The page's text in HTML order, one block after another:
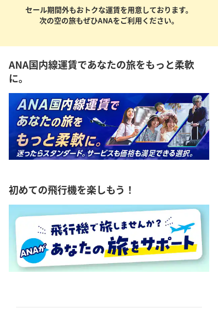
セール期間外もおトクな運賃を用意しております。
次の空の旅もぜひANAをご利用ください。
ANA国内線運賃であなたの旅をもっと柔軟
に。
初めての飛行機を楽しもう！